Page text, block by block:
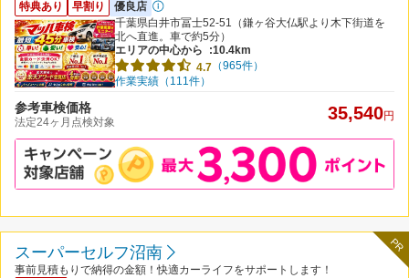
特典あり
早割り
優良店
千葉県白井市冨士52-51（鎌ヶ谷大仏駅より木下街道を
北へ直進。車で約5分）
エリアの中心から
:10.4km
4.7 （965件）
作業実績（111件）
参考車検価格
法定24ヶ月点検対象 35,540円
PR
スーパーセルフ沼南
事前見積もりで納得の金額！快適カーライフをサポートします！